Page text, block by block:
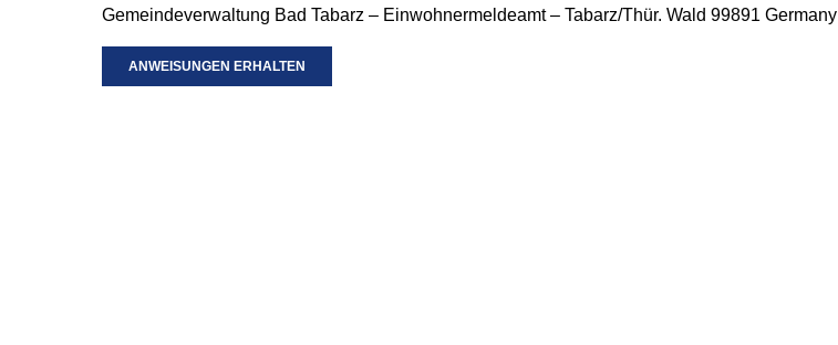
Gemeindeverwaltung Bad Tabarz – Einwohnermeldeamt – Tabarz/Thür. Wald 99891 Germany
ANWEISUNGEN ERHALTEN